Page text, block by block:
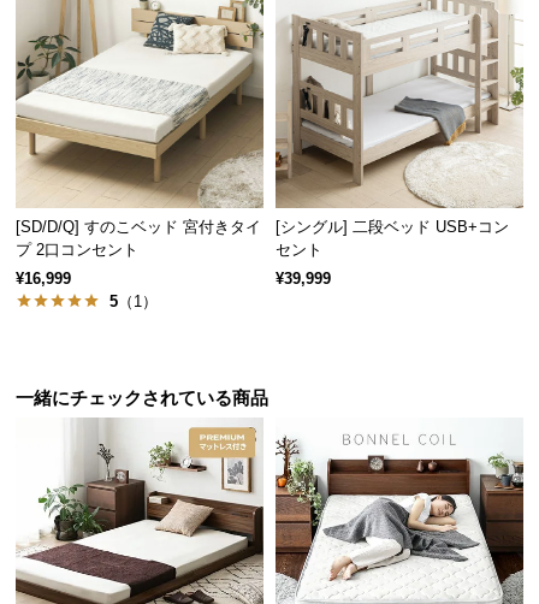
て
お
客
ポ
ー
ト
知
ロ
グ
フレームの内寸
横幅 奥行き
約98㎝ 約196㎝
敷いてもすっぽりとキレイに収まります。
[SD/D/Q] すのこベッド 宮付きタイ
プ 2口コンセント
¥16,999
5 （1）
[シングル] 二段ベッド USB+コン
セント
¥39,999
一緒にチェックされている商品